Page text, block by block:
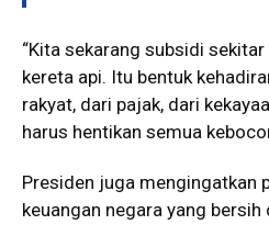
“Kita sekarang subsidi
kereta api. Itu bentuk
rakyat, dari pajak, dari
harus hentikan semua
Presiden juga mengingatkan
keuangan negara yang bersih